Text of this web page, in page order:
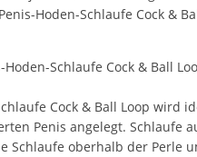
Hoden-Schlaufe Cock &
Schlaufe Cock & Ball
Cock & Ball Loop wird
Penis angelegt. Schlaufe
Schlaufe oberhalb der Perle